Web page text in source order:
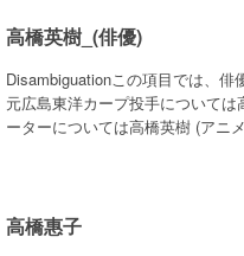
高橋英樹_(俳優)
Disambiguationこの項目では、俳
元広島東洋カープ投手について
ーターについては高橋英樹 (アニ
高橋惠子